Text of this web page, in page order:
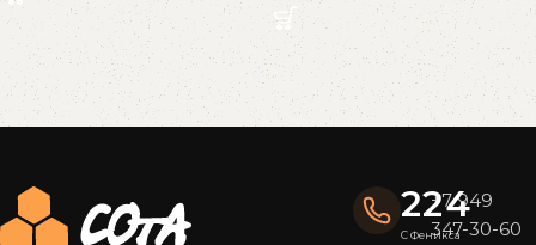
Read More
224
С Феникса
+7 949
347-30-60